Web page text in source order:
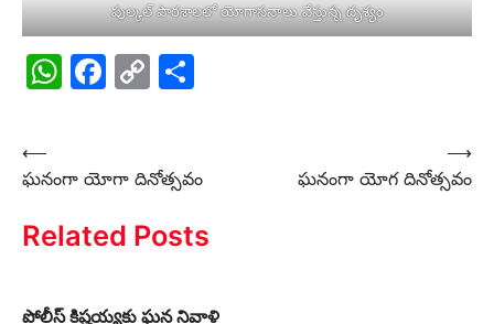
పుల్కల్ పాఠశాలలో యోగాసనాలు వేస్తున్న దృశ్యం
WhatsApp
Facebook
Copy
Post
navigation
⟵
ఘనంగా యోగా దినోత్సవం
ఘనంగా యోగ దినోత్సవం
⟶
Related Posts
పోలీస్ కిష్టయ్యకు ఘన నివాళి